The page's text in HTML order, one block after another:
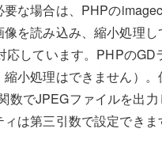
要な場合は、PHPの
を読み込み、縮小処理
応しています。PHPのGD
小処理はできません）。
数でJPEGファイルを出力
は第三引数で設定できま